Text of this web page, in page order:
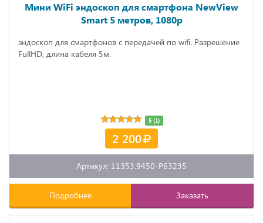
Мини WiFi эндоскоп для смартфона NewView
Smart 5 метров, 1080p
эндоскоп для смартфонов с передачей по wifi. Разрешение
FullHD, длина кабеля 5м.
5 (1)
2 200
Артикул: 11353.9450-P63235
Подробнее Заказать